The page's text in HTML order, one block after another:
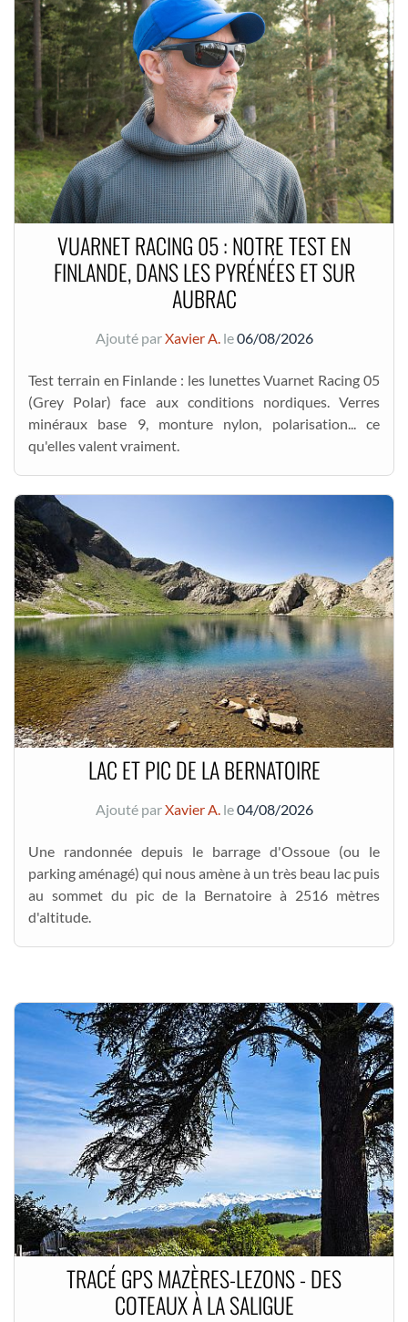
VUARNET RACING 05 : NOTRE TEST EN
FINLANDE, DANS LES PYRÉNÉES ET SUR
AUBRAC
Ajouté parXavier A.le06/08/2026
Test terrain en Finlande : les lunettes Vuarnet Racing 05
(Grey Polar) face aux conditions nordiques. Verres
minéraux base 9, monture nylon, polarisation... ce
qu'elles valent vraiment.
LAC ET PIC DE LA BERNATOIRE
Ajouté parXavier A.le04/08/2026
Une randonnée depuis le barrage d'Ossoue (ou le
parking aménagé) qui nous amène à un très beau lac puis
au sommet du pic de la Bernatoire à 2516 mètres
d'altitude.
TRACÉ GPS MAZÈRES-LEZONS - DES
COTEAUX À LA SALIGUE